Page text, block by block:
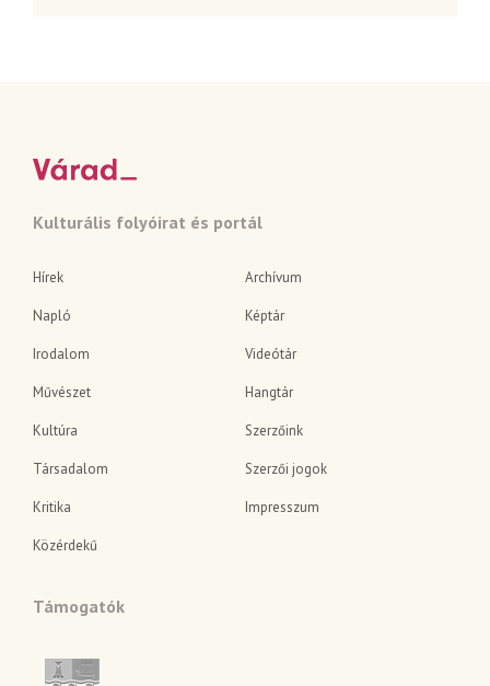
Kulturális folyóirat és portál
Hírek
Napló
Irodalom
Művészet
Kultúra
Társadalom
Kritika
Közérdekű
Archívum
Képtár
Videótár
Hangtár
Szerzőink
Szerzői jogok
Impresszum
Támogatók